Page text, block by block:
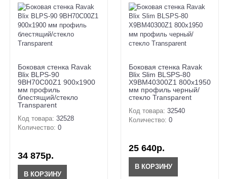
Боковая стенка Ravak
Blix BLPS-90
9BH70C00Z1 900х1900
мм профиль
блестящий/стекло
Transparent
Код товара: 32528
Количество: 0
34 875р.
В КОРЗИНУ
Боковая стенка Ravak
Blix Slim BLSPS-80
X9BM40300Z1 800х1950
мм профиль черный/
стекло Transparent
Код товара: 32540
Количество: 0
25 640р.
В КОРЗИНУ